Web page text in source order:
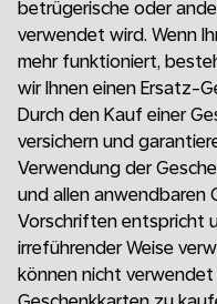
betrügerische oder
verwendet wird. Wenn
mehr funktioniert,
wir Ihnen einen Ersatz-
Durch den Kauf einer
versichern und
Verwendung der
und allen anwendbaren
Vorschriften entspricht
irreführender Weise
können nicht